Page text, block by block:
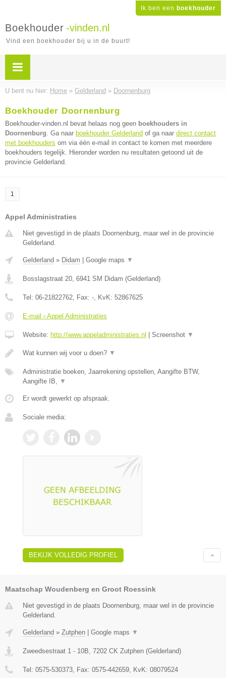
Ik ben een boekhouder
Boekhouder -vinden.nl
Vind een boekhouder bij u in de buurt!
U bent nu hier: Home » Gelderland » Doornenburg
Boekhouder Doornenburg
Boekhouder-vinden.nl bevat helaas nog geen boekhouders in
Doornenburg. Ga naar boekhouder Gelderland of ga naar direct contact
met boekhouders om via één e-mail in contact te komen met meerdere
boekhouders tegelijk. Hieronder worden nu resultaten getoond uit de
provincie Gelderland.
1
Appel Administraties
Niet gevestigd in de plaats Doornenburg, maar wel in de provincie
Gelderland.
Gelderland » Didam Google maps ▼
Bosslagstraat 20, 6941 SM Didam (Gelderland)
Tel: 06-21822762, Fax: -, KvK: 52867625
E-mail › Appel Administraties
Website: http://www.appeladministraties.nl Screenshot ▼
Wat kunnen wij voor u doen? ▼
Administratie boeken, Jaarrekening opstellen, Aangifte BTW,
Aangifte IB, ▼
Er wordt gewerkt op afspraak.
Sociale media:
BEKIJK VOLLEDIG PROFIEL
Maatschap Woudenberg en Groot Roessink
Niet gevestigd in de plaats Doornenburg, maar wel in de provincie
Gelderland.
Gelderland » Zutphen | Google maps ▼
Zweedsestraat 1 - 10B 7202 CK Zutphen (Gelderland)
Tel: 0575-530373 , Fax: 0575-442659 , KvK: 08079524